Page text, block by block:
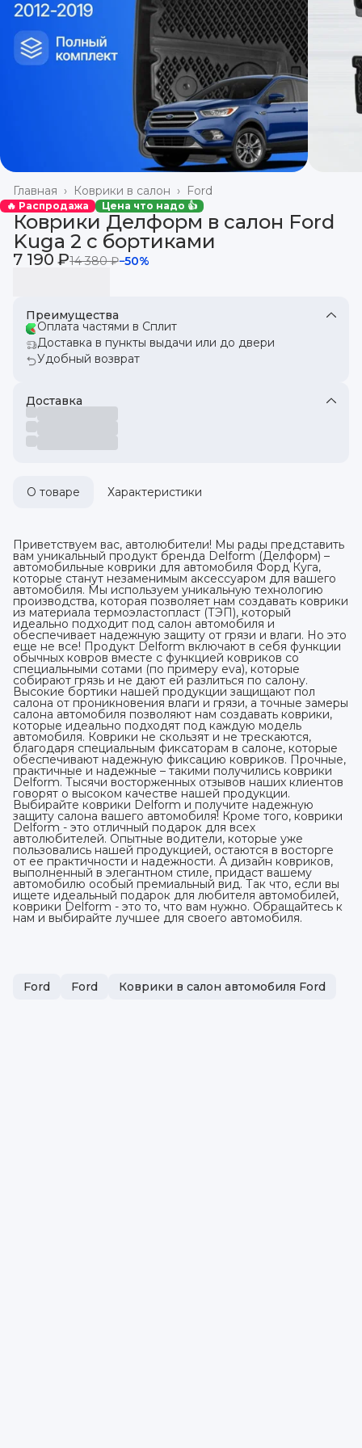
Ford
Коврики в салон ›
Главная ›
🔥 Распродажа Цена что надо 👍
Коврики Делформ в салон Ford
Kuga 2 с бортиками
7 190 ₽14 380 ₽−50%
Преимущества
Оплата частями в Сплит
Доставка в пункты выдачи или до двери
Удобный возврат
Доставка
О товаре Характеристики
Приветствуем вас, автолюбители! Мы рады представить
вам уникальный продукт бренда Delform (Делформ) –
автомобильные коврики для автомобиля Форд Куга,
которые станут незаменимым аксессуаром для вашего
автомобиля. Мы используем уникальную технологию
производства, которая позволяет нам создавать коврики
из материала термоэластопласт (ТЭП), который
идеально подходит под салон автомобиля и
обеспечивает надежную защиту от грязи и влаги. Но это
еще не все! Продукт Delform включают в себя функции
обычных ковров вместе с функцией ковриков со
специальными сотами (по примеру eva), которые
собирают грязь и не дают ей разлиться по салону.
Высокие бортики нашей продукции защищают пол
салона от проникновения влаги и грязи, а точные замеры
салона автомобиля позволяют нам создавать коврики,
которые идеально подходят под каждую модель
автомобиля. Коврики не скользят и не трескаются,
благодаря специальным фиксаторам в салоне, которые
обеспечивают надежную фиксацию ковриков. Прочные,
практичные и надежные – такими получились коврики
Delform. Тысячи восторженных отзывов наших клиентов
говорят о высоком качестве нашей продукции.
Выбирайте коврики Delform и получите надежную
защиту салона вашего автомобиля! Кроме того, коврики
Delform - это отличный подарок для всех
автолюбителей. Опытные водители, которые уже
пользовались нашей продукцией, остаются в восторге
от ее практичности и надежности. А дизайн ковриков,
выполненный в элегантном стиле, придаст вашему
автомобилю особый премиальный вид. Так что, если вы
ищете идеальный подарок для любителя автомобилей,
коврики Delform - это то, что вам нужно. Обращайтесь к
нам и выбирайте лучшее для своего автомобиля.
Ford Ford Коврики в салон автомобиля Ford